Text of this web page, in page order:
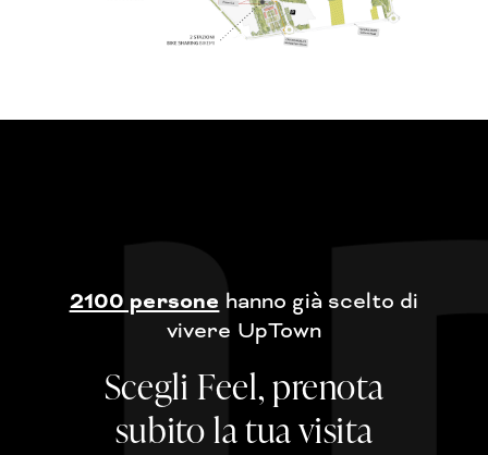
2100 persone hanno già scelto di
vivere UpTown
Scegli Feel, prenota
subito la tua visita